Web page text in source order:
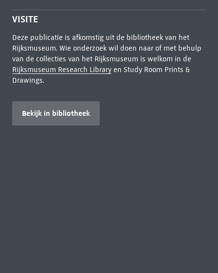
VISITE
Deze publicatie is afkomstig uit de bibliotheek van het
Rijksmuseum. Wie onderzoek wil doen naar of met behulp
van de collecties van het Rijksmuseum is welkom in de
Rijksmuseum Research Libraryen Study Room Prints &
Drawings.
Bekijk in bibliotheek